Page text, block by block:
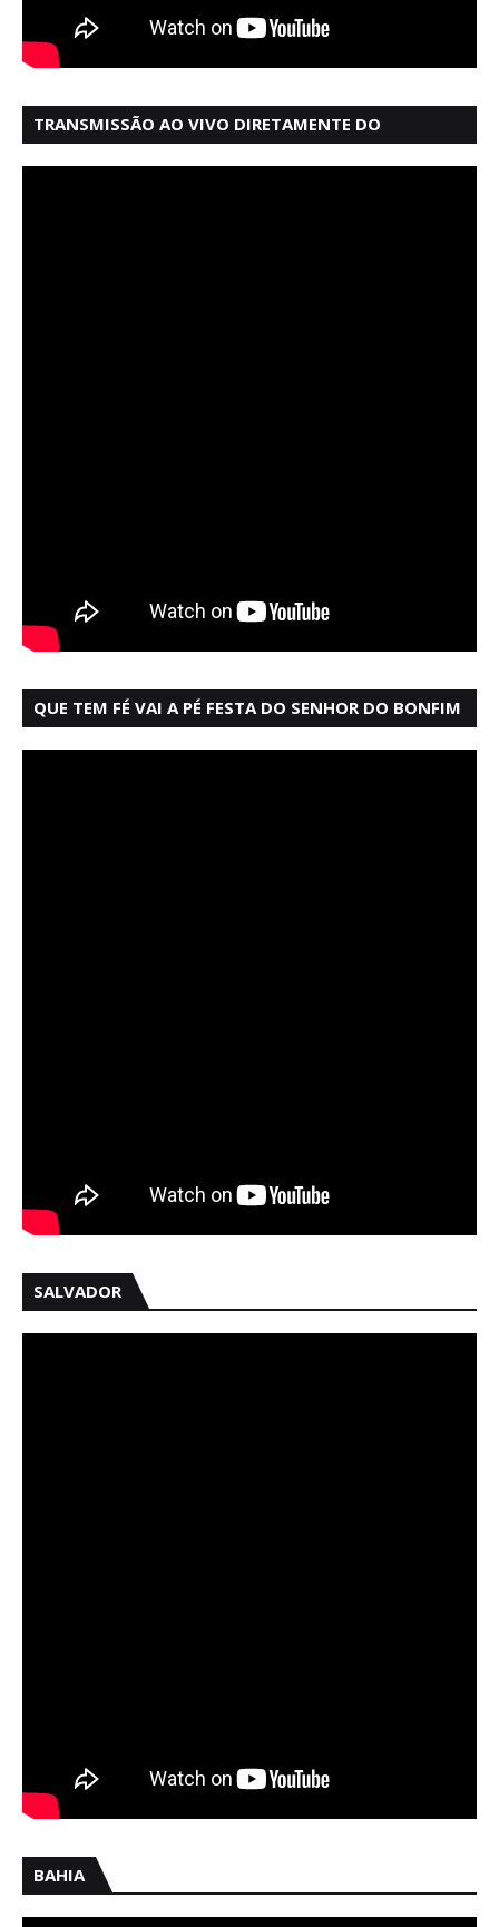
TRANSMISSÃO AO VIVO DIRETAMENTE DO
QUE TEM FÉ VAI A PÉ FESTA DO SENHOR DO BONFIM
SALVADOR
BAHIA